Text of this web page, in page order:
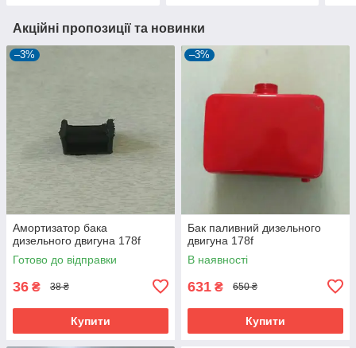
Акційні пропозиції та новинки
–3%
Амортизатор бака
дизельного двигуна 178f
Готово до відправки
36 ₴ 38 ₴
Купити
–3%
Бак паливний дизельного
двигуна 178f
В наявності
631 ₴ 650 ₴
Купити